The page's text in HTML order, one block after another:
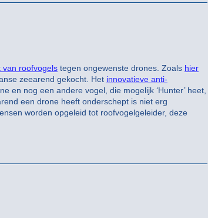
van roofvogels tegen ongewenste drones. Zoals hier
zeearend gekocht. Het innovatieve anti-
en nog een andere vogel, die mogelijk ‘Hunter’ heet,
een drone heeft onderschept is niet erg
worden opgeleid tot roofvogelgeleider, deze